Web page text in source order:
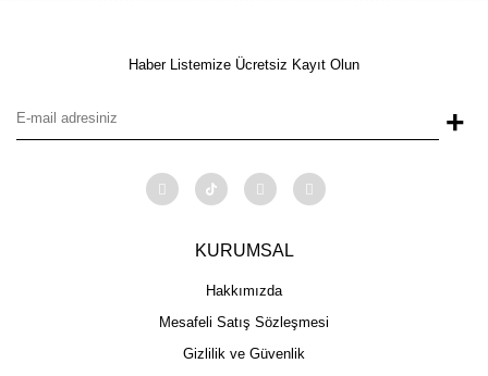
Haber Listemize Ücretsiz Kayıt Olun
+
KURUMSAL
Hakkımızda
Mesafeli Satış Sözleşmesi
Gizlilik ve Güvenlik